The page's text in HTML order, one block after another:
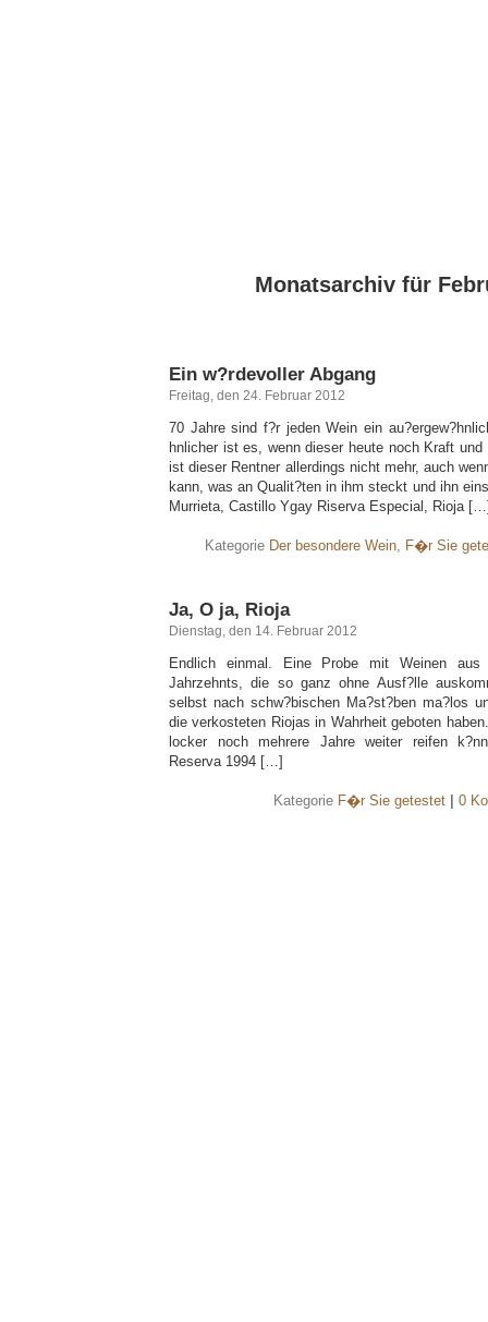
Monatsarchiv für
Ein w?rdevoller Abgang
Freitag, den 24. Februar 2012
70 Jahre sind f?r jeden Wein ein
hnlicher ist es, wenn dieser heute noch Kraft
ist dieser Rentner allerdings nicht mehr, auch
kann, was an Qualit?ten in ihm steckt und ihn
Murrieta, Castillo Ygay Riserva Especial, Rioja
Kategorie Der besondere Wein, F�r Sie
Ja, O ja, Rioja
Dienstag, den 14. Februar 2012
Endlich einmal. Eine Probe mit Weinen
Jahrzehnts, die so ganz ohne Ausf?lle
selbst nach schw?bischen Ma?st?ben ma?los
die verkosteten Riojas in Wahrheit geboten
locker noch mehrere Jahre weiter reifen
Reserva 1994 […]
Kategorie F�r Sie getestet 0